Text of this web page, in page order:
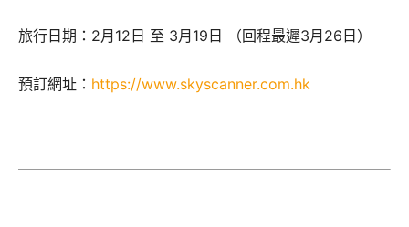
旅行日期：2月12日 至 3月19日 （回程最遲3月26日）
預訂網址： https://www.skyscanner.com.hk